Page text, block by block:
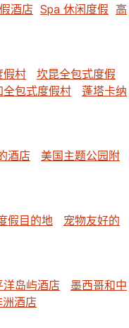
酒店 Spa 休闲度假 高
假村
坎昆全包式度假
全包式度假村
蓬塔卡纳
酒店
美国主题公园附
假目的地
宠物友好的
洋岛屿酒店
墨西哥和中
洲酒店